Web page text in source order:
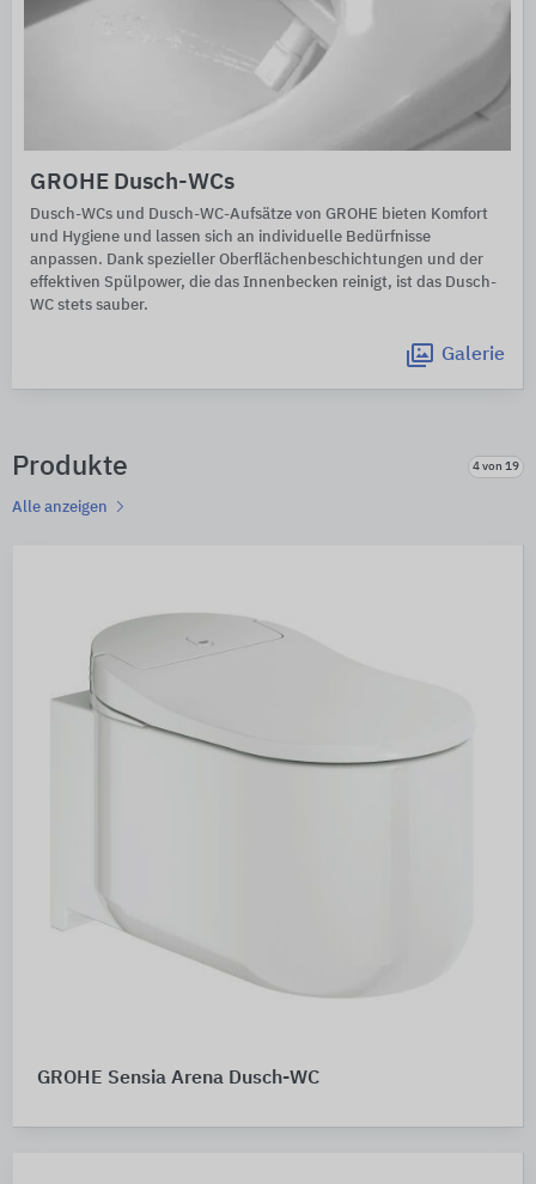
GROHE Dusch-WCs
Dusch-WCs und Dusch-WC-Aufsätze von GROHE bieten Komfort
und Hygiene und lassen sich an individuelle Bedürfnisse
anpassen. Dank spezieller Oberflächenbeschichtungen und der
effektiven Spülpower, die das Innenbecken reinigt, ist das Dusch-
WC stets sauber.
Galerie
Produkte 4 von 19
Alle anzeigen
GROHE Sensia Arena Dusch-WC